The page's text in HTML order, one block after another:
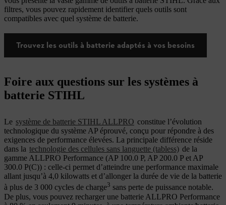
filtres, vous pouvez rapidement identifier quels outils sont
compatibles avec quel système de batterie.
Trouvez les outils à batterie adaptés à vos besoins
Foire aux questions sur les systèmes à
batterie STIHL
Le système de batterie STIHL ALLPRO constitue l’évolution
technologique du système AP éprouvé, conçu pour répondre à des
exigences de performance élevées. La principale différence réside
dans la technologie des cellules sans languette (tabless) de la
gamme ALLPRO Performance (AP 100.0 P, AP 200.0 P et AP
300.0 P(C)) : celle-ci permet d’atteindre une performance maximale
allant jusqu’à 4,0 kilowatts et d’allonger la durée de vie de la batterie
à plus de 3 000 cycles de charge3 sans perte de puissance notable.
De plus, vous pouvez recharger une batterie ALLPRO Performance